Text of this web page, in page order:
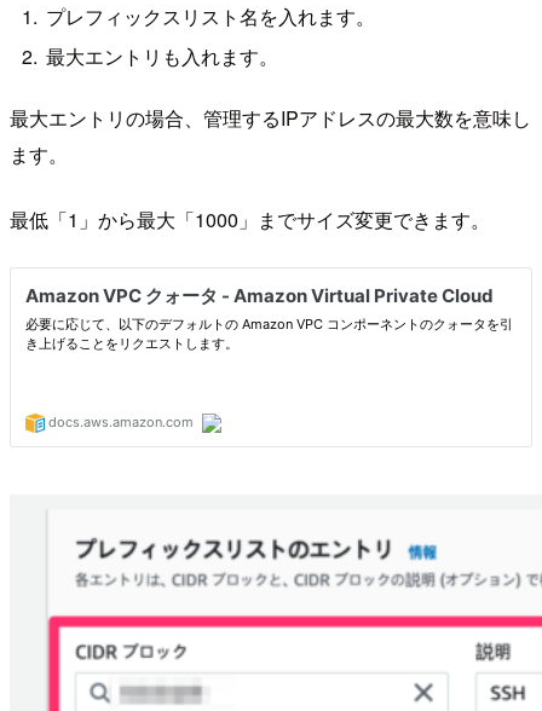
プレフィックスリスト名を入れます。
最大エントリも入れます。
最大エントリの場合、管理するIPアドレスの最大数を意味し
ます。
最低「1」から最大「1000」までサイズ変更できます。